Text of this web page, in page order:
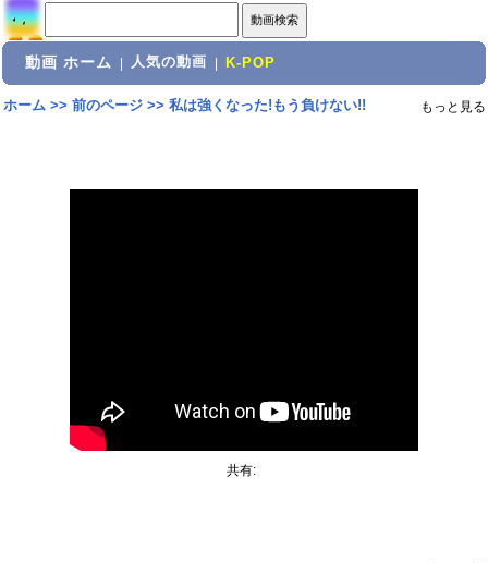
動画 ホーム 人気の動画 K-POP
ホーム>> 前のページ>> 私は強くなった!もう負けない!! もっと見る
共有: